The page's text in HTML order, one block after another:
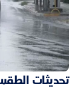
تحديثات